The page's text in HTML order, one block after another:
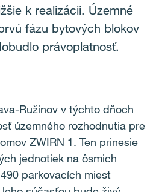
k realizácii. Územné
fázu bytových blokov
právoplatnosť.
Ružinov v týchto dňoch
územného rozhodnutia pre
ZWIRN 1. Ten prinesie
jednotiek na ôsmich
parkovacích miest